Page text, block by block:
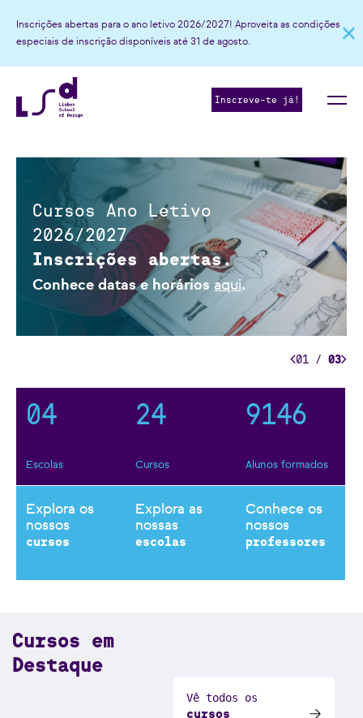
Inscrições abertas para o ano letivo 2026/2027! Aproveita as condições
especiais de inscrição disponíveis até 31 de agosto.
Inscreve-te já!
Cursos Ano Letivo
2026/2027
Inscrições abertas.
Conhece datas e horários aqui.
01 / 03
0
2
3
4
5
6
8
9
0
3
4
Escolas
1
2
2
3
6
8
9
0
1
3
4
Cursos
1
2
3
4
5
6
8
9
0
1
3
4
5
6
7
8
0
1
2
3
4
6
7
8
9
0
1
2
3
4
4
5
6
8
9
0
1
2
3
4
5
6
Alunos formados
Explora os
nossos
cursos
Explora as
nossas
escolas
Conhece os
nossos
professores
Cursos em
Destaque
Vê todos os
cursos